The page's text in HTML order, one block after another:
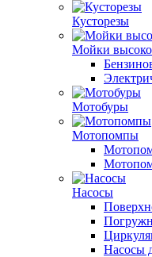
Кусторезы
Мойки
Мотобуры
Мотопомпы
Насосы
Насосы